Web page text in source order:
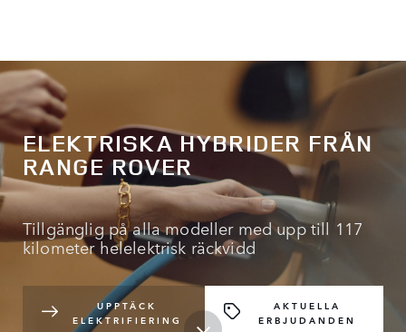
ELEKTRISKA HYBRIDER FRÅN
RANGE ROVER
Tillgänglig på alla modeller med upp till 117
kilometer helelektrisk räckvidd
UPPTÄCK
ELEKTRIFIERING
AKTUELLA
ERBJUDANDEN